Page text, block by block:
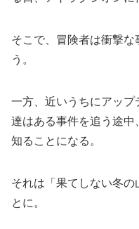
そこで、冒険者は衝撃
う。
一方、近いうちにアッ
達はある事件を追う途中
知ることになる。
それは「果てしない冬の
とに。